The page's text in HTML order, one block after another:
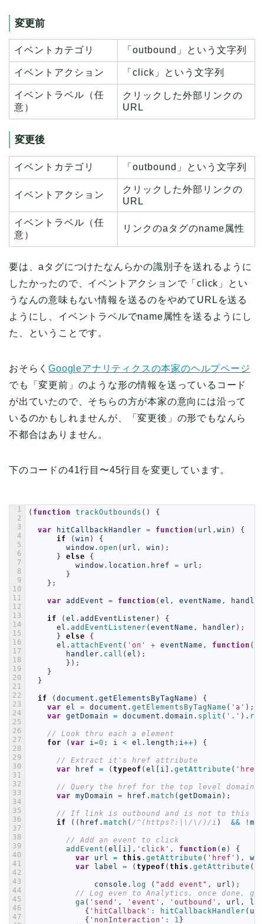
変更前
イベントカテゴリ 「outbound」という文字列
イベントアクション 「click」という文字列
イベントラベル（任
意）
クリックした外部リンクの
URL
変更後
イベントカテゴリ 「outbound」という文字列
イベントアクション
クリックした外部リンクの
URL
イベントラベル（任
意）
リンクのaタグのname属性
要は、aタグにつけたなんらかの識別子を送れるように
したかったので、イベントアクションで「click」とい
うなんの意味もない情報を送るのをやめてURLを送る
ようにし、イベントラベルでname属性を送るようにし
た、ということです。
おそらくGoogleアナリティクスの本家のヘルプページ
でも「変更前」のような形の情報を送っているコード
が出ていたので、そちらの方が本家の意向には沿って
いるのかもしれませんが、「変更後」の形でもなんら
不都合はありません。
下のコードの41行目〜45行目を変更しています。
1
2
3
4
5
6
7
8
9
10
11
12
13
14
15
16
17
18
19
20
21
22
23
24
25
26
27
28
29
30
31
32
33
34
35
36
37
38
39
40
41
42
43
44
45
46
47
( function trackOutbounds ( ) {
var hitCallbackHandler = function ( url , win )
{
if
( win )
{
window. open ( url , win ) ;
}
else
{
window. location . href = url ;
}
} ;
var addEvent = function ( el , eventName , handler
if ( el . addEventListener )
{
el . addEventListener ( eventName , handler ) ;
}
else
{
el . attachEvent ( 'on' + eventName , function (
handler . call ( el ) ;
} ) ;
}
}
if ( document . getElementsByTagName )
{
var
el = document . getElementsByTagName ( 'a' ) ;
var
getDomain = document . domain . split ( '.' ) .
// Look thru each a element
for
( var i=0 ; i < el . length ; i++ ) {
// Extract it's href attribute
var
href = ( typeof ( el i . getAttribute ( 'href'
// Query the href for the top level domain
var
myDomain = href . match ( getDomain ) ;
// If link is outbound and is not to this
if
( ( href . match ( /^(https?:|\/\/)/i ) && !
// Add an event to click
addEvent ( el i , 'click' , function ( e )
{
var
url = this . getAttribute ( 'href' ) ,
win
var
label = ( typeof ( this . getAttribute (
console . log ( "add event" , url ) ;
// Log even to Analytics, once done,
ga ( 'send' , 'event' , 'outbound' , url ,
{ 'hitCallback' : hitCallbackHandler ( url
{ 'nonInteraction' : 1 }